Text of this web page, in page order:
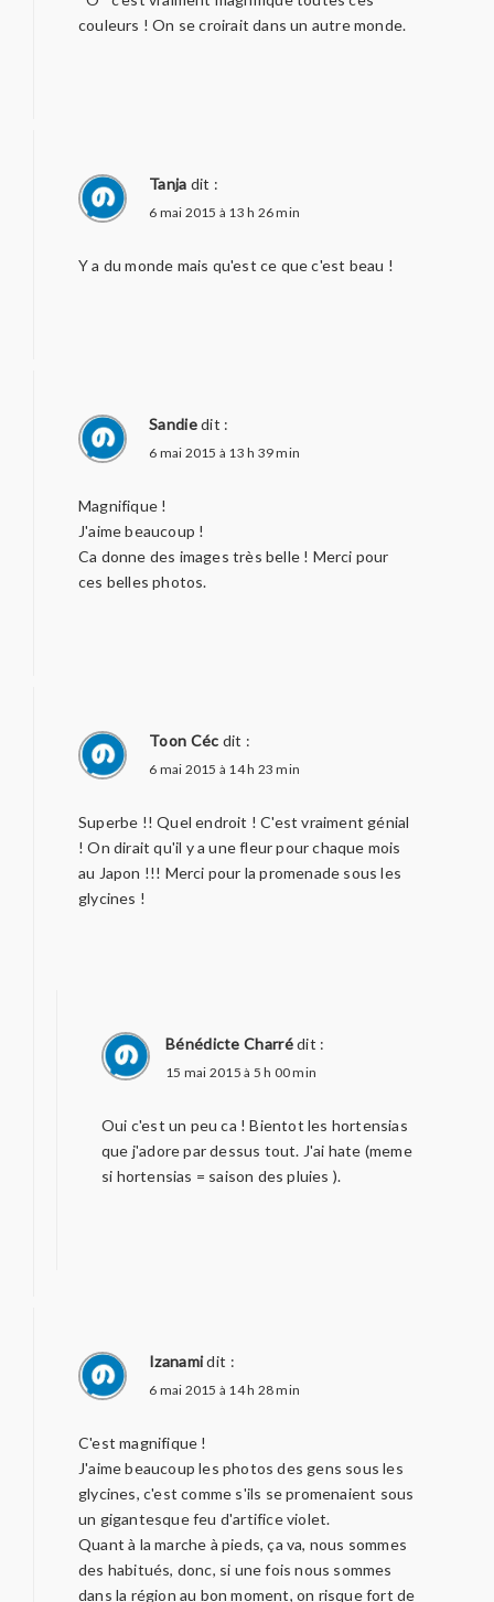
couleurs ! On se croirait dans un autre monde.
Tanja dit :
6 mai 2015 à 13 h 26 min
Y a du monde mais qu'est ce que c'est beau !
Sandiedit :
6 mai 2015 à 13 h 39 min
Magnifique !
J'aime beaucoup !
Ca donne des images très belle ! Merci pour
ces belles photos.
Toon Céc dit :
6 mai 2015 à 14 h 23 min
Superbe !! Quel endroit ! C'est vraiment génial
! On dirait qu'il y a une fleur pour chaque mois
au Japon !!! Merci pour la promenade sous les
glycines !
Bénédicte Charrédit :
15 mai 2015 à 5 h 00 min
Oui c'est un peu ca ! Bientot les hortensias
que j'adore par dessus tout. J'ai hate (meme
si hortensias = saison des pluies ).
Izanamidit :
6 mai 2015 à 14 h 28 min
C'est magnifique !
J'aime beaucoup les photos des gens sous les
glycines, c'est comme s'ils se promenaient sous
un gigantesque feu d'artifice violet.
Quant à la marche à pieds, ça va, nous sommes
des habitués, donc, si une fois nous sommes
dans la région au bon moment, on risque fort de